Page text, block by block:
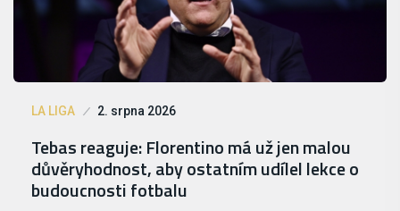
LA LIGA 2. srpna 2026
Tebas reaguje: Florentino má už jen malou
důvěryhodnost, aby ostatním udílel lekce o
budoucnosti fotbalu